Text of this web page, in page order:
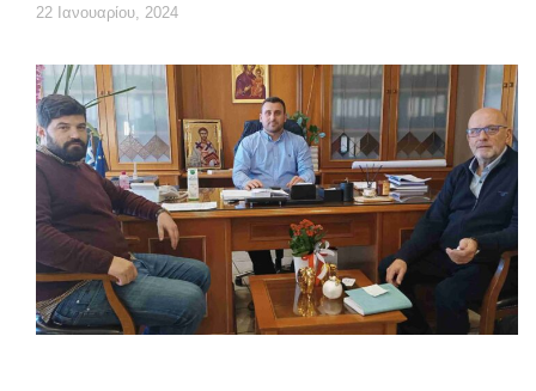
22 Ιανουαρίου, 2024